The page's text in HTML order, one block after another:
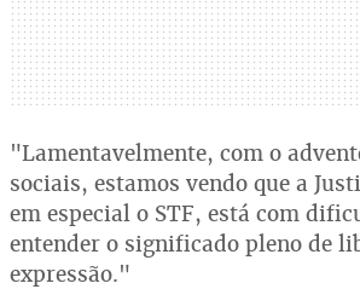
"Lamentavelmente, com o
sociais, estamos vendo que a
em especial o STF, está com
entender o significado pleno de
expressão."